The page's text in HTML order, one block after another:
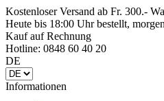
Kostenloser Versand ab Fr. 300.-
Heute bis 18:00 Uhr bestellt,
Kauf auf Rechnung
Hotline: 0848 60 40 20
DE
Informationen